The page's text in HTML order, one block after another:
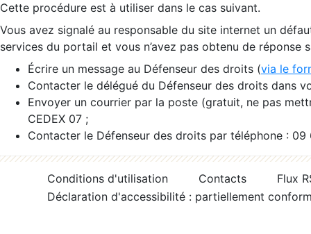
Cette procédure est à utiliser dans le cas suivant.
Vous avez signalé au responsable du site internet un
services du portail et vous n’avez pas obtenu de réponse
Écrire un message au Défenseur des droits (via le
Contacter le délégué du Défenseur des droits dans
Envoyer un courrier par la poste (gratuit, ne pas
CEDEX 07 ;
Contacter le Défenseur des droits par téléphone :
Conditions d'utilisation Contacts
Flux
Déclaration d'accessibilité : partiellement